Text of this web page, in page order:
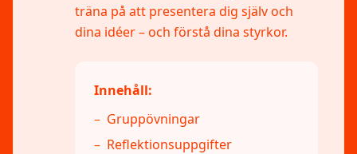
träna på att presentera dig själv och
dina idéer – och förstå dina styrkor.
Innehåll:
– Gruppövningar
– Reflektionsuppgifter